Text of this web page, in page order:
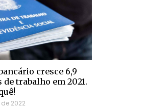
cresce 6,9
trabalho em 2021.
2022